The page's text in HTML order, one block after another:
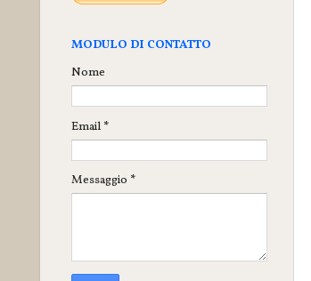
MODULO DI CONTATTO
Nome
Email *
Messaggio *